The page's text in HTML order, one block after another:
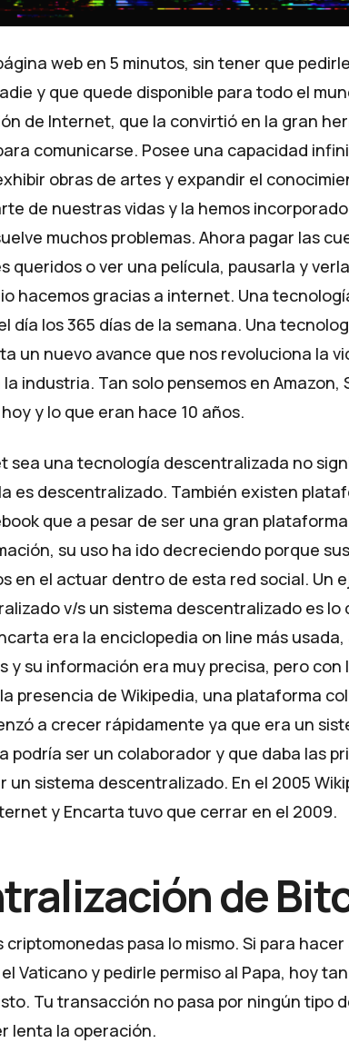
web en 5 minutos, sin tener que
y que quede disponible para todo el
de Internet, que la convirtió en la gran
comunicarse. Posee una capacidad
obras de artes y expandir el
de nuestras vidas y la hemos
muchos problemas. Ahora pagar las
queridos o ver una película, pausarla y
hacemos gracias a internet. Una
día los 365 días de la semana. Una
un nuevo avance que nos revoluciona la
industria. Tan solo pensemos en Amazon,
y lo que eran hace 10 años.
sea una tecnología descentralizada no
es descentralizado. También existen
que a pesar de ser una gran
su uso ha ido decreciendo porque
en el actuar dentro de esta red social. Un
v/s un sistema descentralizado es lo
era la enciclopedia on line más
y su información era muy precisa, pero con
presencia de Wikipedia, una plataforma
a crecer rápidamente ya que era un
podría ser un colaborador y que daba las
un sistema descentralizado. En el 2005
y Encarta tuvo que cerrar en el 2009.
de
criptomonedas pasa lo mismo. Si para
Vaticano y pedirle permiso al Papa, hoy
Tu transacción no pasa por ningún tipo
lenta la operación.